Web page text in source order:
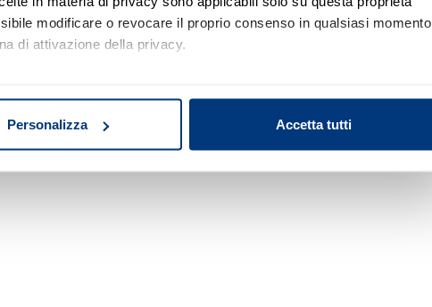
modificare o revocare il proprio consenso in qualsiasi momento
di attivazione della privacy.
alla ricerca di caratteristiche specifiche (impronte
Personalizza Accetta tutti
o rimuovere alcuni filtri o
l'area di ricerca.